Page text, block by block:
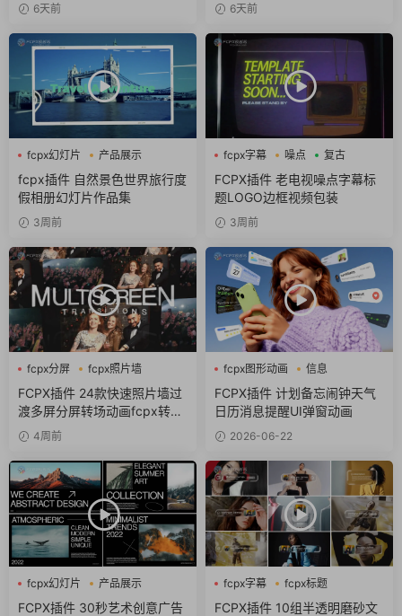
6天前 6天前
fcpx幻灯片
产品展示
作品集
fcpx插件 自然景色世界旅行度
假相册幻灯片作品集
3周前
fcpx字幕 噪点 复古
FCPX插件 老电视噪点字幕标
题LOGO边框视频包装
3周前
fcpx分屏
fcpx照片墙
fcpx转场
FCPX插件 24款快速照片墙过
渡多屏分屏转场动画fcpx转场
插件4周前
fcpx图形动画
信息
商务风
FCPX插件 计划备忘闹钟天气
日历消息提醒UI弹窗动画
2026-06-22
fcpx幻灯片
产品展示
企业宣传
FCPX插件 30秒艺术创意广告
fcpx字幕
fcpx标题
商务风
FCPX插件 10组半透明磨砂文